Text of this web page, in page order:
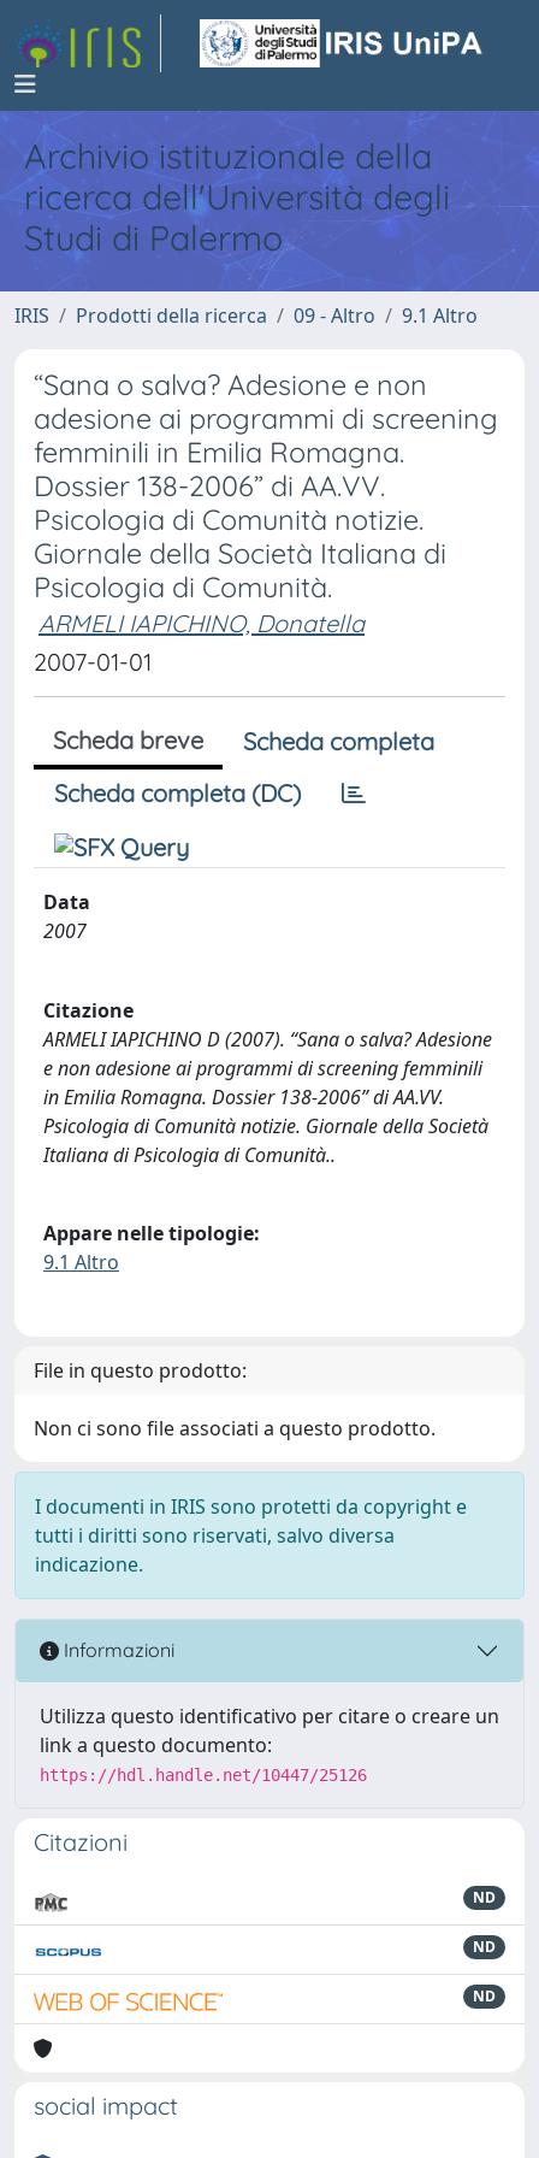
Archivio istituzionale della
ricerca dell'Università degli
Studi di Palermo
IRIS Prodotti della ricerca 09 - Altro 9.1 Altro
“Sana o salva? Adesione e non
adesione ai programmi di screening
femminili in Emilia Romagna.
Dossier 138-2006” di AA.VV.
Psicologia di Comunità notizie.
Giornale della Società Italiana di
Psicologia di Comunità.
ARMELI IAPICHINO, Donatella
2007-01-01
Scheda breve
Scheda completa
Scheda completa (DC)
Data
2007
Citazione
ARMELI IAPICHINO D (2007). “Sana o salva? Adesione
e non adesione ai programmi di screening femminili
in Emilia Romagna. Dossier 138-2006” di AA.VV.
Psicologia di Comunità notizie. Giornale della Società
Italiana di Psicologia di Comunità..
Appare nelle tipologie:
9.1 Altro
File in questo prodotto:
Non ci sono file associati a questo prodotto.
I documenti in IRIS sono protetti da copyright e
tutti i diritti sono riservati, salvo diversa
indicazione.
Informazioni
Utilizza questo identificativo per citare o creare un
link a questo documento:
https://hdl.handle.net/10447/25126
Citazioni
ND
ND
ND
social impact